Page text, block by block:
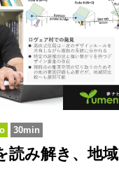
30min
読み解き、地